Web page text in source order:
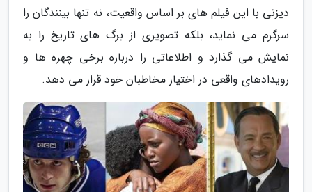
دیزنی با این فیلم های بر اساس واقعیت، نه تنها بینندگان را
سرگرم می نماید، بلکه تصویری از برگ های تاریخ را به
نمایش می گذارد و اطلاعاتی را درباره برخی چهره ها و
رویدادهای واقعی در اختیار مخاطبان خود قرار می دهد.